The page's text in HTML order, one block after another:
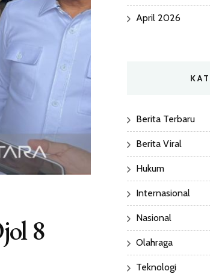
8
April 2026
Berita Terbaru
Berita Viral
Hukum
Internasional
Nasional
Olahraga
Teknologi